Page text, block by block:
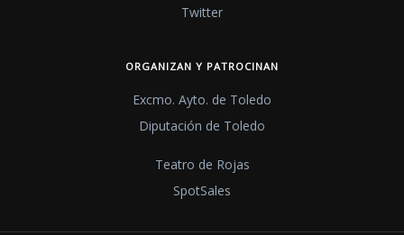
Twitter
ORGANIZAN Y PATROCINAN
Excmo. Ayto. de Toledo
Diputación de Toledo
Teatro de Rojas
SpotSales